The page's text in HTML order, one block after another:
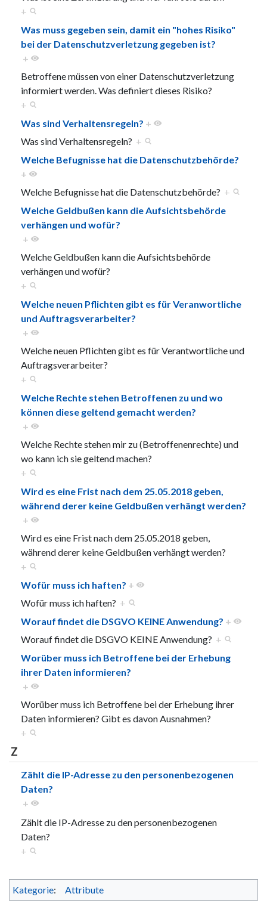
+
Was muss gegeben sein, damit ein "hohes Risiko"
bei der Datenschutzverletzung gegeben ist?
+
Betroffene müssen von einer Datenschutzverletzung
informiert werden. Was definiert dieses Risiko?
+
Was sind Verhaltensregeln? +
Was sind Verhaltensregeln? +
Welche Befugnisse hat die Datenschutzbehörde?
+
Welche Befugnisse hat die Datenschutzbehörde? +
Welche Geldbußen kann die Aufsichtsbehörde
verhängen und wofür?
+
Welche Geldbußen kann die Aufsichtsbehörde
verhängen und wofür?
+
Welche neuen Pflichten gibt es für Veranwortliche
und Auftragsverarbeiter?
+
Welche neuen Pflichten gibt es für Verantwortliche und
Auftragsverarbeiter?
+
Welche Rechte stehen Betroffenen zu und wo
können diese geltend gemacht werden?
+
Welche Rechte stehen mir zu (Betroffenenrechte) und
wo kann ich sie geltend machen?
+
Wird es eine Frist nach dem 25.05.2018 geben,
während derer keine Geldbußen verhängt werden?
+
Wird es eine Frist nach dem 25.05.2018 geben,
während derer keine Geldbußen verhängt werden?
+
Wofür muss ich haften? +
Wofür muss ich haften? +
Worauf findet die DSGVO KEINE Anwendung? +
Worauf findet die DSGVO KEINE Anwendung? +
Worüber muss ich Betroffene bei der Erhebung
ihrer Daten informieren?
+
Worüber muss ich Betroffene bei der Erhebung ihrer
Daten informieren? Gibt es davon Ausnahmen?
+
Z
Zählt die IP-Adresse zu den personenbezogenen
Daten?
+
Zählt die IP-Adresse zu den personenbezogenen
Daten?
+
Kategorie: Attribute